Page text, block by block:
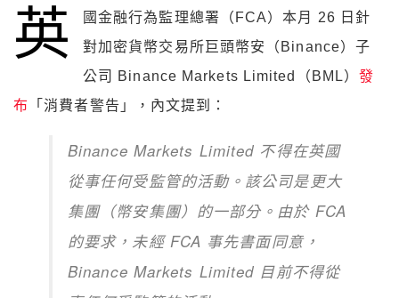
英
國金融行為監理總署（FCA）本月 26 日針
對加密貨幣交易所巨頭幣安（Binance）子
公司 Binance Markets Limited（BML）發
布
「消費者警告」，內文提到：
Binance Markets Limited 不得在英國
從事任何受監管的活動。該公司是更大
集團（幣安集團）的一部分。由於 FCA
的要求，未經 FCA 事先書面同意，
Binance Markets Limited 目前不得從